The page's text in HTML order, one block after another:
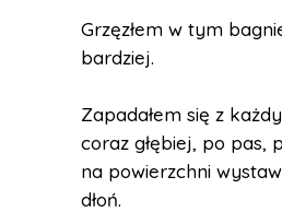
Grzęzłem w tym
bardziej.
Zapadałem się z
coraz głębiej, po pas,
na powierzchni
dłoń.